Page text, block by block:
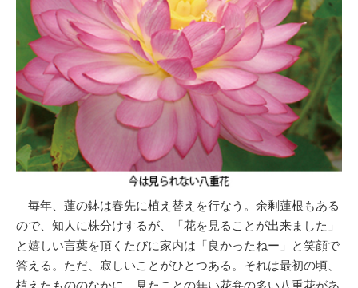
毎年、蓮の鉢は春先に植え替えを行なう。余剰蓮根もある
ので、知人に株分けするが、「花を見ることが出来ました」
と嬉しい言葉を頂くたびに家内は「良かったねー」と笑顔で
答える。ただ、寂しいことがひとつある。それは最初の頃、
植えたもののなかに、見たことの無い花弁の多い八重花があ